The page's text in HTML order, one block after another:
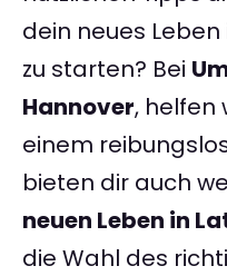
dein neues
zu starten? Bei
Hannover, helfen
einem
bieten dir auch
neuen Leben in
die Wahl des